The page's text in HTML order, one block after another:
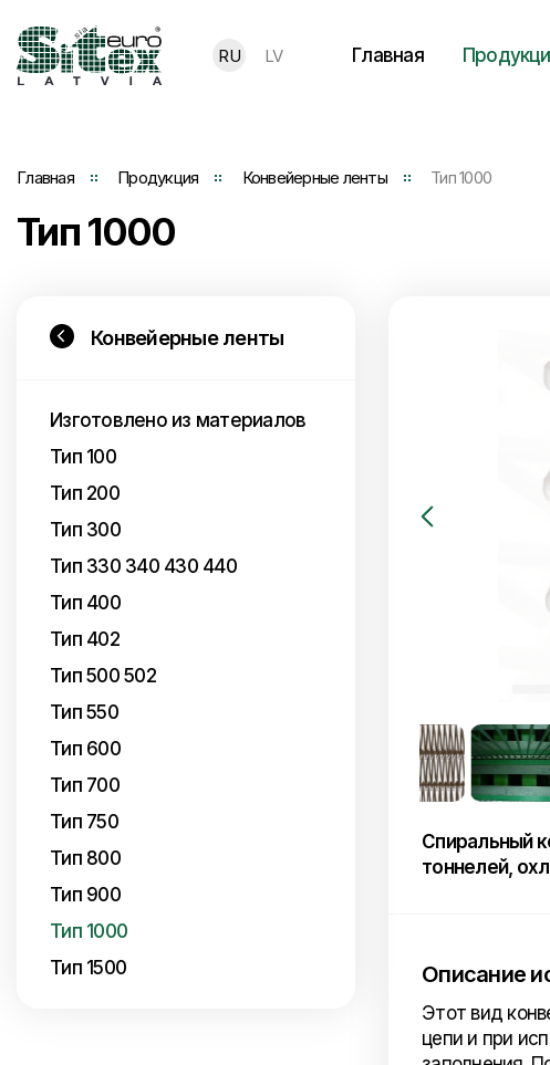
RU LV Главная
Главная Продукция Конвейерные ленты Тип 1000
Тип 1000
Конвейерные ленты
Изготовлено из материалов
Тип 100
Тип 200
Тип 300
Тип 330 340 430 440
Тип 400
Тип 402
Тип 500 502
Тип 550
Тип 600
Тип 700
Тип 750
Тип 800
Тип 900
Тип 1000
Тип 1500
Спиральный
тоннелей,
Описание
Этот вид
цепи и при